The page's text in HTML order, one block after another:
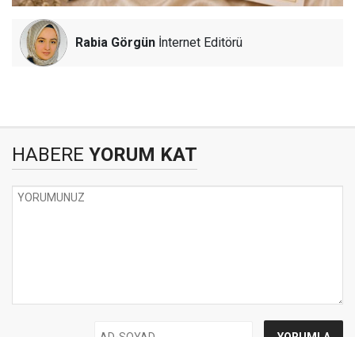
Rabia Görgün İnternet Editörü
HABERE YORUM KAT